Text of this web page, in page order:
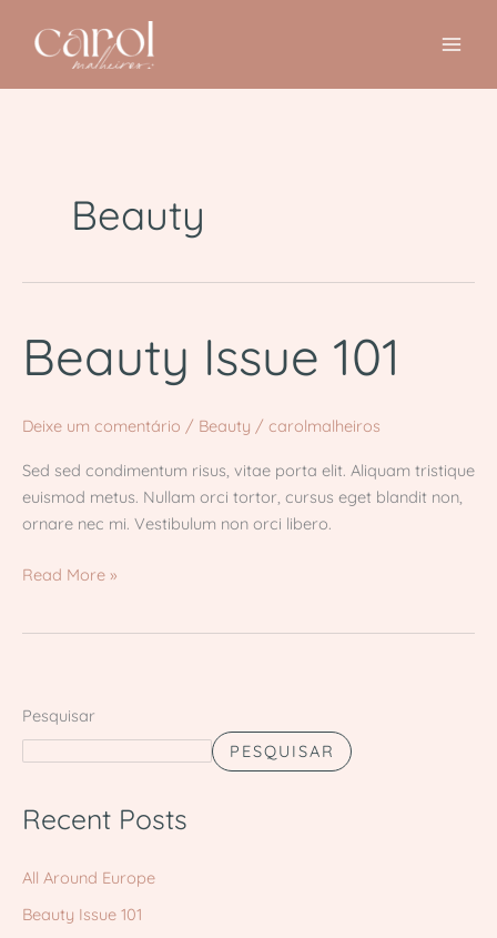
para
conteúdo
Beauty
Beauty Issue 101
Deixe um comentário / Beauty / carolmalheiros
Sed sed condimentum risus, vitae porta elit. Aliquam tristique
euismod metus. Nullam orci tortor, cursus eget blandit non,
ornare nec mi. Vestibulum non orci libero.
Beauty
Issue
Read More »
Pesquisar
PESQUISAR
Recent Posts
All Around Europe
Beauty Issue 101